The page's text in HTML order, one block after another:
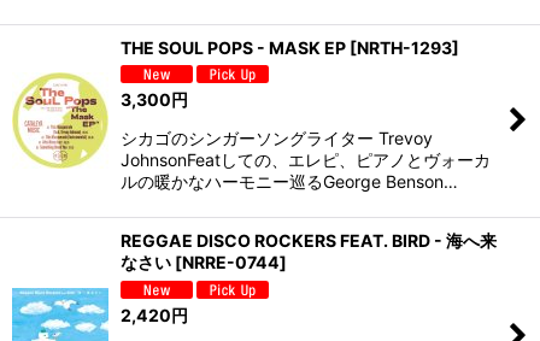
THE SOUL POPS - MASK EP [NRTH-1293]
3,300円
シカゴのシンガーソングライター Trevoy
JohnsonFeatしての、エレピ、ピアノとヴォーカ
ルの暖かなハーモニー巡るGeorge Benson…
REGGAE DISCO ROCKERS FEAT. BIRD - 海へ来
なさい [NRRE-0744]
2,420円